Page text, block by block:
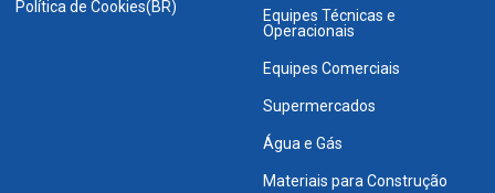
Política de Cookies(BR)
Equipes Técnicas e
Operacionais
Equipes Comerciais
Supermercados
Água e Gás
Materiais para Construção